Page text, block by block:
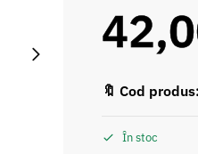
🔖 Cod produs:
În stoc